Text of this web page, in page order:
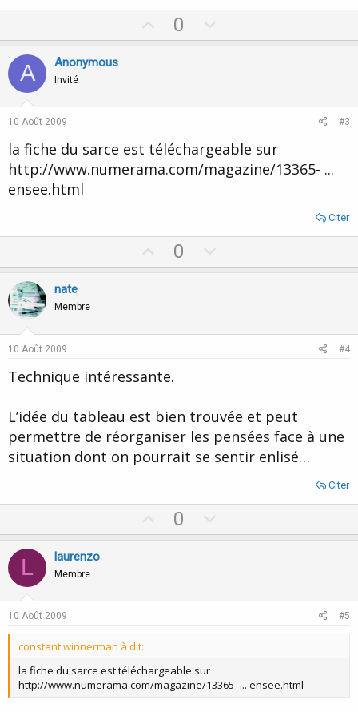
p
t
0
o
v
e
A Anonymous
Invité
10 Août 2009 #3
la fiche du sarce est téléchargeable sur
http://www.numerama.com/magazine/13365- ...
ensee.html
Citer
p
0
o
nate
Membre
10 Août 2009 #4
Technique intéressante.
L’idée du tableau est bien trouvée et peut
permettre de réorganiser les pensées face à une
situation dont on pourrait se sentir enlisé…
Citer
p
t
0
o
v
L laurenzo
Membre
10 Août 2009 #5
constant.winnerman à dit:
la fiche du sarce est téléchargeable sur
http://www.numerama.com/magazine/13365- ... ensee.html